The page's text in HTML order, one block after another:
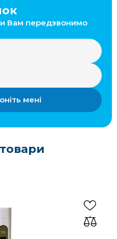
Вам передзвонимо
мені